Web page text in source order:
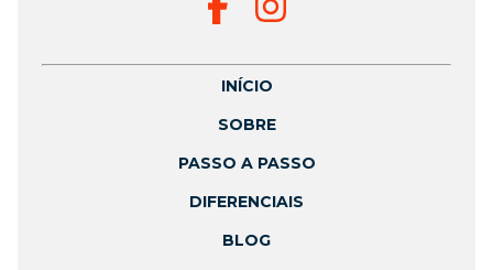
INÍCIO
SOBRE
PASSO A PASSO
DIFERENCIAIS
BLOG